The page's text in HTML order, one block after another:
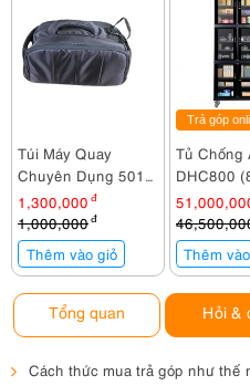
Túi Máy Quay
Chuyên Dụng 501
(52x 20x 22)
1,300,000 đ
1,000,000đ
Thêm vào giỏ
Trả góp
Tủ Chống
DHC800
Thêm
Tổng quan Hỏi &
Cách thức mua trả góp như thế